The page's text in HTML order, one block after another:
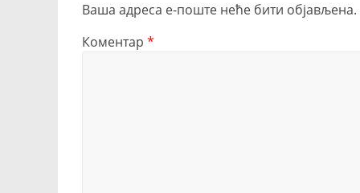
Ваша адреса е-поште неће бити објављена.
Коментар *